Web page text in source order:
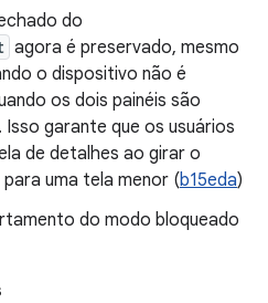
do
agora é preservado, mesmo
o dispositivo não é
os dois painéis são
garante que os usuários
de detalhes ao girar o
uma tela menor (b15eda)
do modo bloqueado